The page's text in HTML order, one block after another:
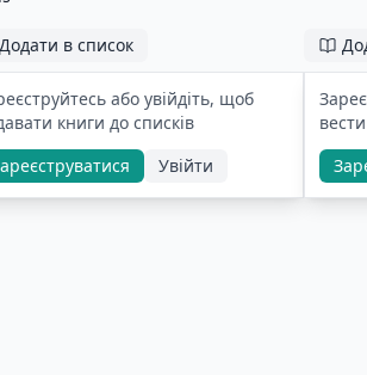
Додати в список
або увійдіть, щоб
книги до списків
Увійти